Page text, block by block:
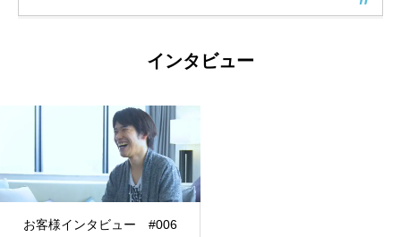
インタビュー
お客様インタビュー #006